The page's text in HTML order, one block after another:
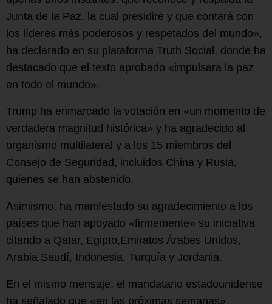
Junta de la Paz, la cual presidiré y que contará con
los líderes más poderosos y respetados del mundo»,
ha declarado en su plataforma Truth Social, donde ha
destacado que el texto aprobado «impulsará la paz
en todo el mundo».
Trump ha enmarcado la votación en «un momento de
verdadera magnitud histórica» y ha agradecido al
organismo multilateral y a los 15 miembros del
Consejo de Seguridad, incluidos China y Rusia,
quienes se han abstenido.
Asimismo, ha manifestado su agradecimiento a los
países que han apoyado «firmemente» su iniciativa
citando a Qatar, Egipto,Emiratos Árabes Unidos,
Arabia Saudí, Indonesia, Turquía y Jordania.
En el mismo mensaje, el mandatario estadounidense
ha señalado que «en las próximas semanas»